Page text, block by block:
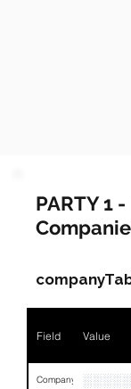
PARTY 1
Field Value
Company